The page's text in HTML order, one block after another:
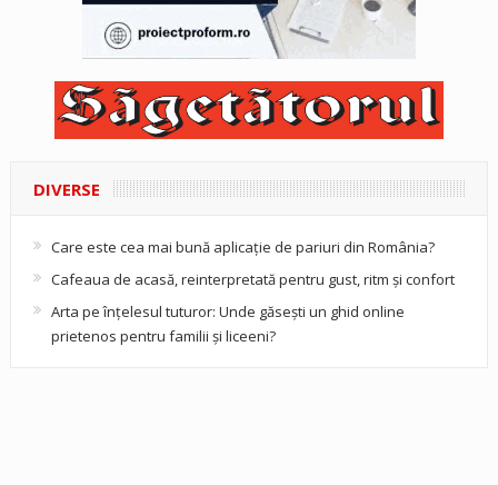
DIVERSE
Care este cea mai bună aplicație de pariuri din România?
Cafeaua de acasă, reinterpretată pentru gust, ritm și confort
Arta pe înțelesul tuturor: Unde găsești un ghid online
prietenos pentru familii și liceeni?